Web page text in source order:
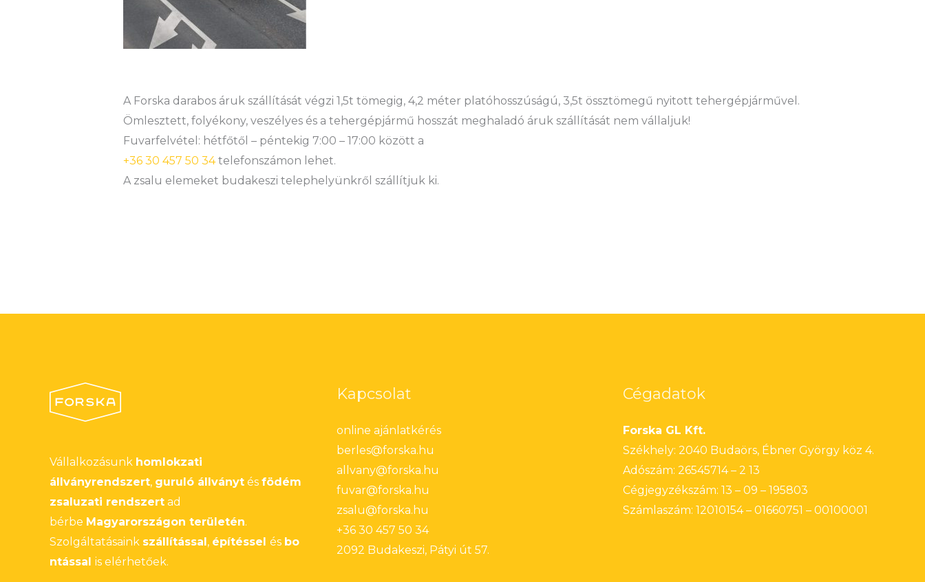
A Forska darabos áruk szállítását végzi 1,5t tömegig, 4,2 méter platóhosszúságú, 3,5t össztömegű nyitott tehergépjárművel.
Ömlesztett, folyékony, veszélyes és a tehergépjármű hosszát meghaladó áruk szállítását nem vállaljuk!
Fuvarfelvétel: hétfőtől – péntekig 7:00 – 17:00 között a
+36 30 457 50 34telefonszámon lehet.
A zsalu elemeket budakeszi telephelyünkről szállítjuk ki.
Vállalkozásunk homlokzati
állványrendszert, guruló állványt és födém
zsaluzati rendszert ad
bérbe Magyarországon területén.
Szolgáltatásaink szállítással , építéssel és bo
ntással is elérhetőek.
Kapcsolat
online ajánlatkérés
berles@forska.hu
allvany@forska.hu
fuvar@forska.hu
zsalu@forska.hu
+36 30 457 50 34
2092 Budakeszi, Pátyi út 57.
Cégadatok
Forska GL Kft.
Székhely: 2040 Budaörs, Ébner György köz 4.
Adószám: 26545714 – 2 13
Cégjegyzékszám: 13 – 09 – 195803
Számlaszám: 12010154 – 01660751 – 00100001